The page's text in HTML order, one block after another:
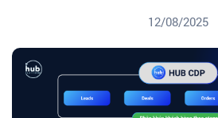
12/08/2025